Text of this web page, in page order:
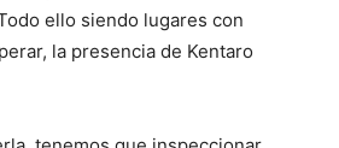
ello siendo lugares con
la presencia de Kentaro